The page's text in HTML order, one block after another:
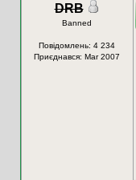
DRB
Banned
Повідомлень: 4 234
Приєднався: Mar 2007